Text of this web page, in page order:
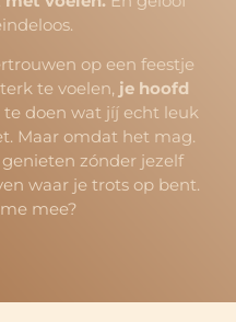
op een feestje
te voelen,je hoofd
te doen wat jíj echt leuk
Maar omdat het mag.
zónder jezelf
waar je trots op bent.
mee?